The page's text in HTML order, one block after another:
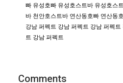
빠 유성호빠 유성호스트바 유성호스
바 천안호스트바 연산동호빠 연산동
강남 퍼펙트 강남 퍼펙트 강남 퍼펙트
트 강남 퍼펙트
Comments